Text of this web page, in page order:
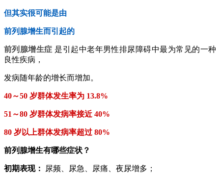
但其实很可能是由
前列腺增生而引起的
前列腺增生症 是引起中老年男性排尿障碍中最为常见的一种
良性疾病，
发病随年龄的增长而增加。
40～50 岁群体发生率为 13.8%
51～80 岁群体发病率接近 40%
80 岁以上群体发病率超过 80%
前列腺增生有哪些症状？
初期表现： 尿频、尿急、尿痛、夜尿增多；